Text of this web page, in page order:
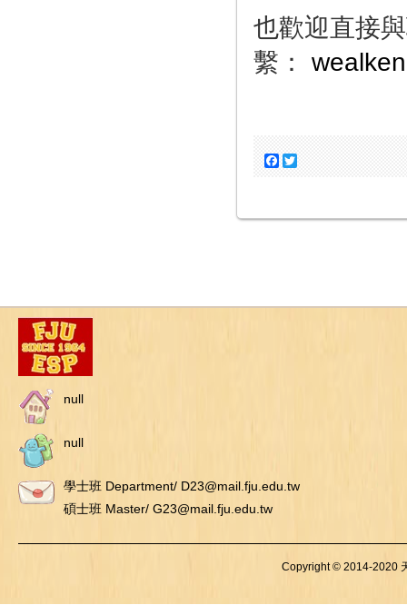
也歡迎直接
繫：
Facebook
null
null
學士班 Department/ D23@mail.fju.edu.tw
碩士班 Master/ G23@mail.fju.edu.tw
Copyright © 2014-2020